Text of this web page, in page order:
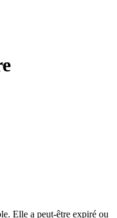
Elle a peut-être expiré ou